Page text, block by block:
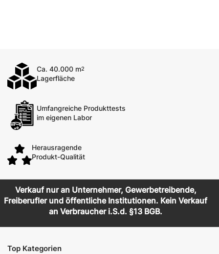
Ca. 40.000 m2
Lagerfläche
Umfangreiche Produkttests
im eigenen Labor
Herausragende
Produkt-Qualität
Verkauf nur an Unternehmer, Gewerbetreibende,
Freiberufler und öffentliche Institutionen. Kein Verkauf
an Verbraucher i.S.d. §13 BGB.
Top Kategorien